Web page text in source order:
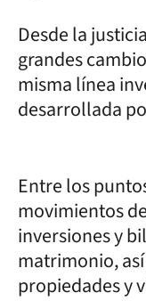
Desde la
grandes
misma línea
desarrollada
Entre los
movimientos
inversiones y
matrimonio,
propiedades y